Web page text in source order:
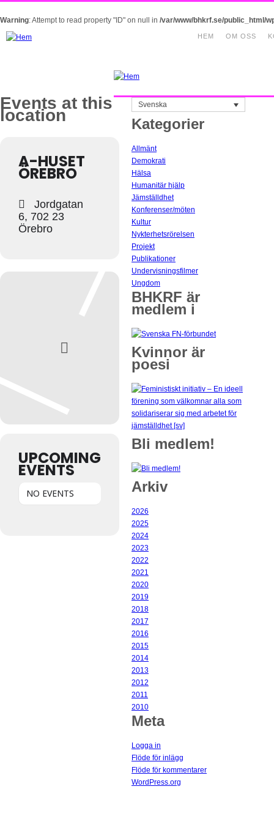
Warning: Attempt to read property "ID" on null in /var/www/bhkrf.se/public_html/
OM OSS
HEM
Events at this
location
A-HUSET
ÖREBRO
Jordgatan
6, 702 23
Örebro
UPCOMING
EVENTS
NO EVENTS
Svenska
Kategorier
Allmänt
Demokrati
Hälsa
Humanitär hjälp
Jämställdhet
Konferenser/möten
Kultur
Nykterhetsrörelsen
Projekt
Publikationer
Undervisningsfilmer
Ungdom
BHKRF är
medlem i
Kvinnor är
poesi
Bli medlem!
Arkiv
2026
2025
2024
2023
2022
2021
2020
2019
2018
2017
2016
2015
2014
2013
2012
2011
2010
Meta
Logga in
Flöde för inlägg
Flöde för kommentarer
WordPress.org